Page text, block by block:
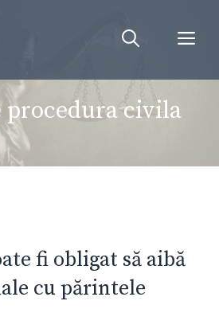
procedura civila
fi obligat să aibă
cu părintele